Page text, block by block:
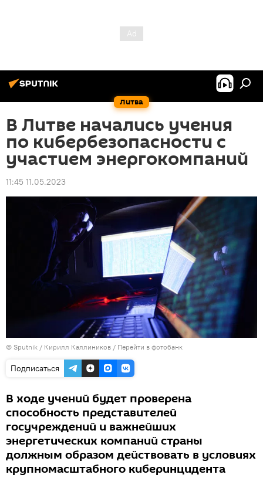
Литва
В Литве начались учения
по кибербезопасности с
участием энергокомпаний
11:45 11.05.2023
© Sputnik / Кирилл Каллиников / Перейти в фотобанк
Подписаться
В ходе учений будет проверена
способность представителей
госучреждений и важнейших
энергетических компаний страны
должным образом действовать в условиях
крупномасштабного киберинцидента